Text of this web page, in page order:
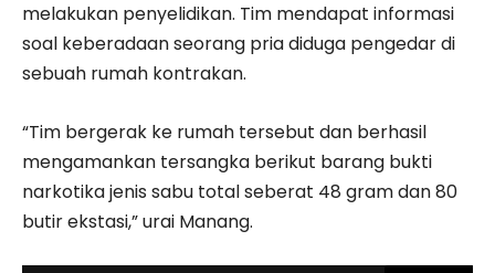
melakukan penyelidikan. Tim mendapat informasi
soal keberadaan seorang pria diduga pengedar di
sebuah rumah kontrakan.
“Tim bergerak ke rumah tersebut dan berhasil
mengamankan tersangka berikut barang bukti
narkotika jenis sabu total seberat 48 gram dan 80
butir ekstasi,” urai Manang.